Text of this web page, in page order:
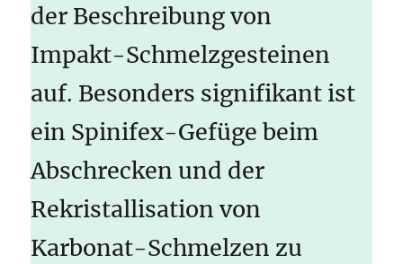
der Beschreibung von
Impakt-Schmelzgesteinen
auf. Besonders signifikant ist
ein Spinifex-Gefüge beim
Abschrecken und der
Rekristallisation von
Karbonat-Schmelzen zu